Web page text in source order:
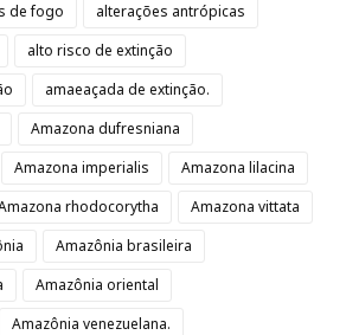
de fogo
alterações antrópicas
alto risco de extinção
amaeaçada de extinção.
Amazona dufresniana
Amazona imperialis
Amazona lilacina
rhodocorytha
Amazona vittata
Amazônia brasileira
Amazônia oriental
Amazônia venezuelana.